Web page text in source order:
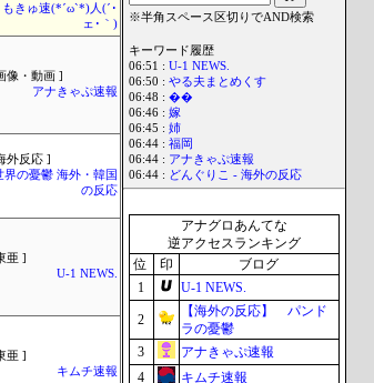
もきゅ速(*´ω`*)人(´･
ェ･｀)
像・動画 ]
アナきゃぷ速報
外反応 ]
界の憂鬱 海外・韓国
の反応
亜 ]
U-1 NEWS.
亜 ]
キムチ速報
※半角スペース区切りでAND検索
キーワード履歴
06:51 : U-1 NEWS.
06:50 : やる夫まとめくす
06:48 : ��
06:46 : 嫁
06:45 : 姉
06:44 : 福岡
06:44 : アナきゃぷ速報
06:44 : どんぐりこ - 海外の反応
アナグロあんてな
逆アクセスランキング
位
印
ブログ
1
U-1 NEWS.
2
【海外の反応】 パンド
ラの憂鬱
3
アナきゃぷ速報
4
キムチ速報